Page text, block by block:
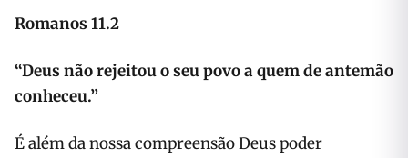
Romanos 11.2
“Deus não rejeitou o seu povo a quem de antemão
conheceu.”
É além da nossa compreensão Deus poder